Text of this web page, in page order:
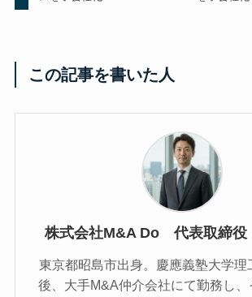
この記事を書いた人
株式会社M&A Do 代表取締
東京都昭島市出身。慶應義塾大学理
後、大手M&A仲介会社にて勤務し